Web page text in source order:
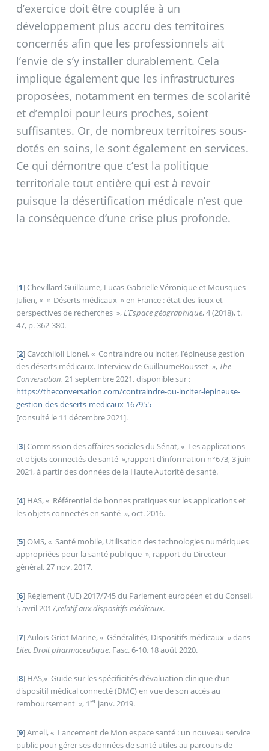
d’exercice doit être couplée à un
développement plus accru des territoires
concernés afin que les professionnels ait
l’envie de s’y installer durablement. Cela
implique également que les infrastructures
proposées, notamment en termes de scolarité
et d’emploi pour leurs proches, soient
suffisantes. Or, de nombreux territoires sous-
dotés en soins, le sont également en services.
Ce qui démontre que c’est la politique
territoriale tout entière qui est à revoir
puisque la désertification médicale n’est que
la conséquence d’une crise plus profonde.
[1] Chevillard Guillaume, Lucas-Gabrielle Véronique et Mousques
Julien, « « Déserts médicaux » en France : état des lieux et
perspectives de recherches », L’Espace géographique, 4 (2018), t.
47, p. 362-380.
[2] Cavcchiioli Lionel, « Contraindre ou inciter, l’épineuse gestion
des déserts médicaux. Interview de GuillaumeRousset », The
Conversation, 21 septembre 2021, disponible sur :
https://theconversation.com/contraindre-ou-inciter-lepineuse-
gestion-des-deserts-medicaux-167955
[consulté le 11 décembre 2021].
[3] Commission des affaires sociales du Sénat, « Les applications
et objets connectés de santé »,rapport d’information n°673, 3 juin
2021, à partir des données de la Haute Autorité de santé.
[4] HAS, « Référentiel de bonnes pratiques sur les applications et
les objets connectés en santé », oct. 2016.
[5]OMS, « Santé mobile, Utilisation des technologies numériques
appropriées pour la santé publique », rapport du Directeur
général, 27 nov. 2017.
[6] Règlement (UE) 2017/745 du Parlement européen et du Conseil,
5 avril 2017,relatif aux dispositifs médicaux.
[7]Aulois-Griot Marine, « Généralités, Dispositifs médicaux » dans
Litec Droit pharmaceutique, Fasc. 6-10, 18 août 2020.
[8] HAS,« Guide sur les spécificités d’évaluation clinique d’un
dispositif médical connecté (DMC) en vue de son accès au
remboursement », 1erjanv. 2019.
[9]Ameli, « Lancement de Mon espace santé : un nouveau service
public pour gérer ses données de santé utiles au parcours de